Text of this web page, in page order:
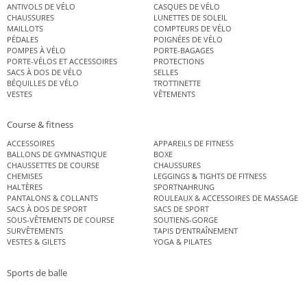
ANTIVOLS DE VÉLO
CASQUES DE VÉLO
CHAUSSURES
LUNETTES DE SOLEIL
MAILLOTS
COMPTEURS DE VÉLO
PÉDALES
POIGNÉES DE VÉLO
POMPES À VÉLO
PORTE-BAGAGES
PORTE-VÉLOS ET ACCESSOIRES
PROTECTIONS
SACS À DOS DE VÉLO
SELLES
BÉQUILLES DE VÉLO
TROTTINETTE
VESTES
VÊTEMENTS
Course & fitness
ACCESSOIRES
APPAREILS DE FITNESS
BALLONS DE GYMNASTIQUE
BOXE
CHAUSSETTES DE COURSE
CHAUSSURES
CHEMISES
LEGGINGS & TIGHTS DE FITNESS
HALTÈRES
SPORTNAHRUNG
PANTALONS & COLLANTS
ROULEAUX & ACCESSOIRES DE MASSAGE
SACS À DOS DE SPORT
SACS DE SPORT
SOUS-VÊTEMENTS DE COURSE
SOUTIENS-GORGE
SURVÊTEMENTS
TAPIS D’ENTRAÎNEMENT
VESTES & GILETS
YOGA & PILATES
Sports de balle